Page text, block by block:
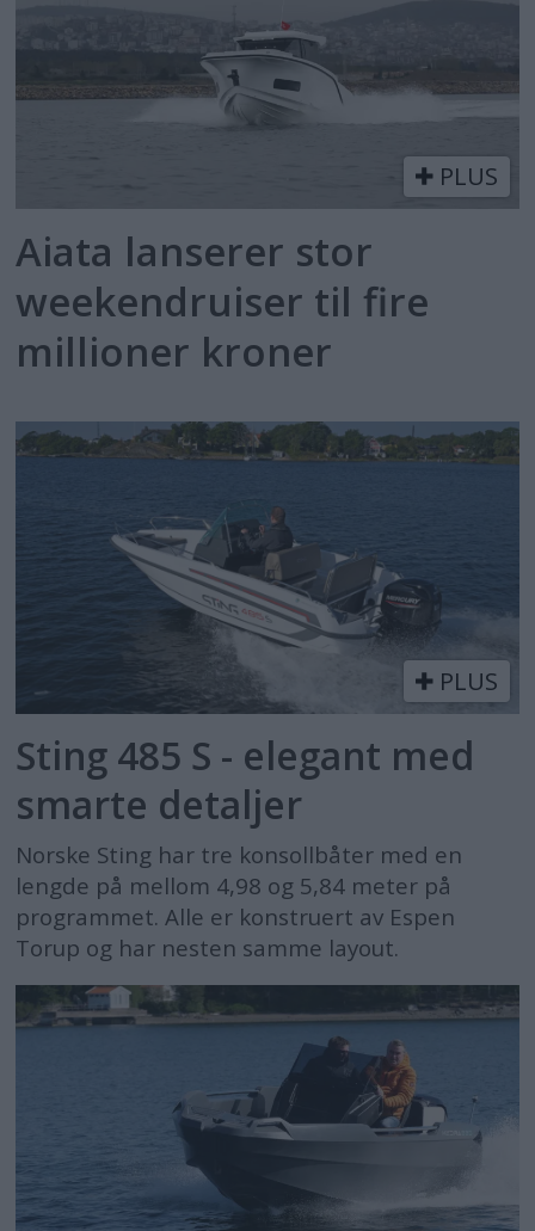
PLUS
Aiata lanserer stor
weekendruiser til fire
millioner kroner
PLUS
Sting 485 S - elegant med
smarte detaljer
Norske Sting har tre konsollbåter med en
lengde på mellom 4,98 og 5,84 meter på
programmet. Alle er konstruert av Espen
Torup og har nesten samme layout.